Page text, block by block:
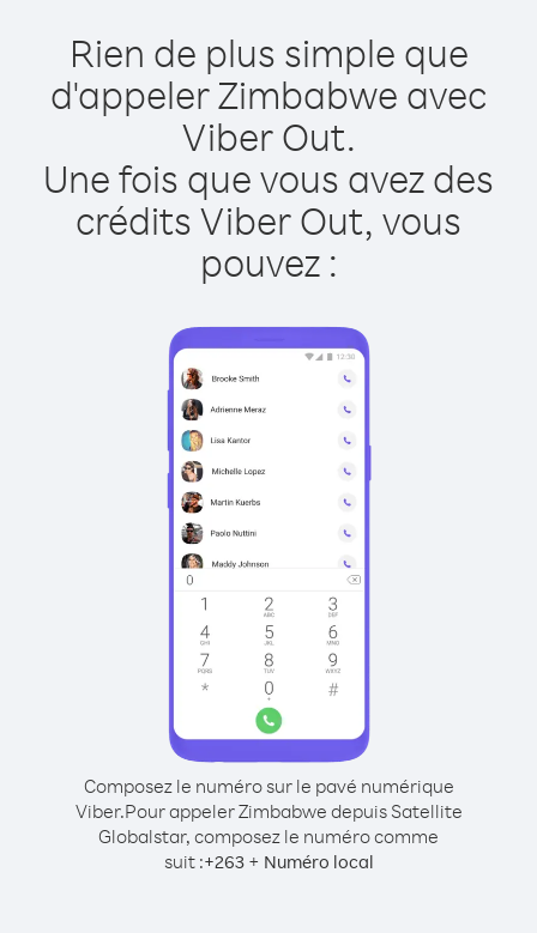
Rien de plus simple que
d'appeler Zimbabwe avec
Viber Out.
Une fois que vous avez des
crédits Viber Out, vous
pouvez :
Composez le numéro sur le pavé numérique
Viber.Pour appeler Zimbabwe depuis Satellite
Globalstar, composez le numéro comme
suit :+263+ Numéro local